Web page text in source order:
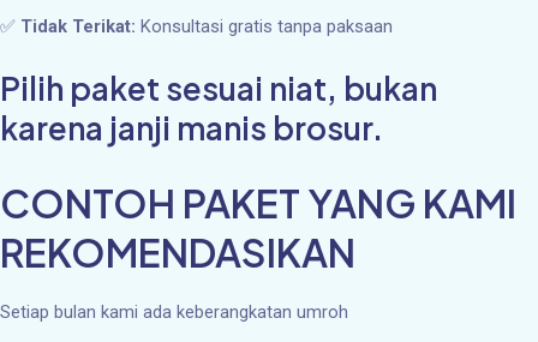
✅ Tidak Terikat: Konsultasi gratis tanpa paksaan
Pilih paket sesuai niat, bukan
karena janji manis brosur.
CONTOH PAKET YANG KAMI
REKOMENDASIKAN
Setiap bulan kami ada keberangkatan umroh